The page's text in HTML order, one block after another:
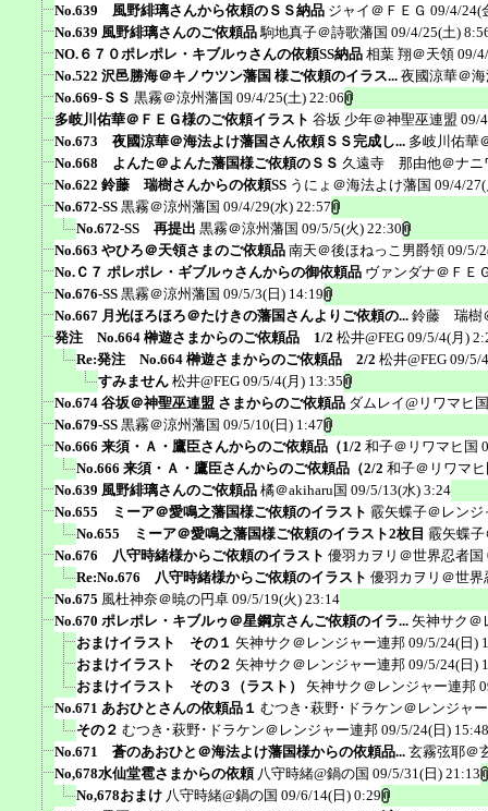
No.639 風野緋璃さんから依頼のＳＳ納品 ジャイ＠ＦＥＧ 09/4/24(
No.639 風野緋璃さんのご依頼品 駒地真子＠詩歌藩国 09/4/25(土)
NO.６７０ポレポレ・キブルゥさんの依頼SS納品 相葉 翔＠天領 09/
No.522 沢邑勝海＠キノウツン藩国 様ご依頼のイラス... 夜國涼華＠
No.669-ＳＳ 黒霧＠涼州藩国 09/4/25(土) 22:06
多岐川佑華＠ＦＥＧ様のご依頼イラスト 谷坂 少年＠神聖巫連盟 09/
No.673 夜國涼華＠海法よけ藩国さん依頼ＳＳ完成し... 多岐川佑華
No.668 よんた＠よんた藩国様ご依頼のＳＳ 久遠寺 那由他＠ナニ
No.622 鈴藤 瑞樹さんからの依頼SS うにょ＠海法よけ藩国 09/4/
No.672-SS 黒霧＠涼州藩国 09/4/29(水) 22:57
No.672-SS 再提出 黒霧＠涼州藩国 09/5/5(火) 22:30
No.663 やひろ＠天領さまのご依頼品 南天＠後ほねっこ男爵領 09/5/
No.Ｃ７ ポレポレ・ギブルゥさんからの御依頼品 ヴァンダナ＠ＦＥ
No.676-SS 黒霧＠涼州藩国 09/5/3(日) 14:19
No.667 月光ほろほろ＠たけきの藩国さんよりご依頼の... 鈴藤 瑞樹
発注 No.664 榊遊さまからのご依頼品 1/2 松井@FEG 09/5/4(月)
Re:発注 No.664 榊遊さまからのご依頼品 2/2 松井@FEG 09/5/
すみません 松井@FEG 09/5/4(月) 13:35
No.674 谷坂＠神聖巫連盟 さまからのご依頼品 ダムレイ@リワマヒ国
No.679-SS 黒霧＠涼州藩国 09/5/10(日) 1:47
No.666 来須・Ａ・鷹臣さんからのご依頼品（1/2 和子＠リワマヒ国
No.666 来須・Ａ・鷹臣さんからのご依頼品（2/2 和子＠リワマ
No.639 風野緋璃さんのご依頼品 橘＠akiharu国 09/5/13(水) 3:24
No.655 ミーア＠愛鳴之藩国様ご依頼のイラスト 霰矢蝶子＠レンジ
No.655 ミーア＠愛鳴之藩国様ご依頼のイラスト2枚目 霰矢蝶
No.676 八守時緒様からご依頼のイラスト 優羽カヲリ＠世界忍者国
Re:No.676 八守時緒様からご依頼のイラスト 優羽カヲリ＠世界
No.675 風杜神奈＠暁の円卓 09/5/19(火) 23:14
No.670 ポレポレ・キブルゥ＠星鋼京さんご依頼のイラ... 矢神サク＠
おまけイラスト その１ 矢神サク＠レンジャー連邦 09/5/24(日)
おまけイラスト その２ 矢神サク＠レンジャー連邦 09/5/24(日)
おまけイラスト その３（ラスト）
矢神サク＠レンジャー連邦
No.671 あおひとさんの依頼品１ むつき･萩野･ドラケン＠レンジャ
その２ むつき･萩野･ドラケン＠レンジャー連邦 09/5/24(日) 15:48
No.671 蒼のあおひと＠海法よけ藩国様からの依頼品... 玄霧弦耶＠
No,678水仙堂雹さまからの依頼 八守時緒@鍋の国 09/5/31(日) 21:13
No,678おまけ 八守時緒@鍋の国 09/6/14(日) 0:29